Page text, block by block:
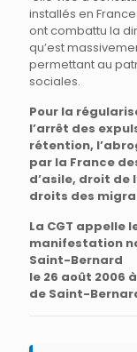
installés en
ont combattu la
qu’est
permettant au
sociales.
Pour la
l’arrêt des
rétention,
par la France
d’asile, droit de
droits des
La CGT appelle
manifestation
Saint-Bernard
le 26 août 2006
de Saint-